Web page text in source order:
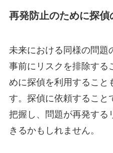
再発防止のために探偵
未来における同様の問題
事前にリスクを排除する
めに探偵を利用すること
す。探偵に依頼すること
把握し、問題が再発する
きるかもしれません。